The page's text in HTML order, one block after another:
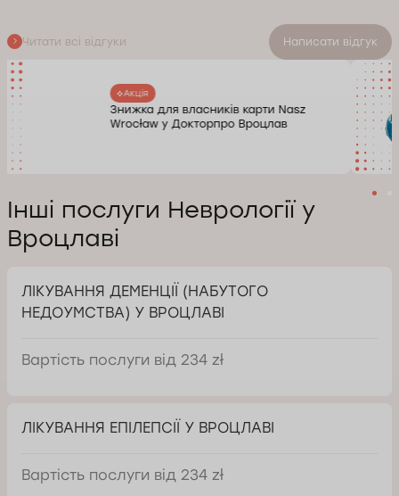
Читати всі відгуки Написати відгук
Знижка для власників карти Nasz
Wrocław у Докторпро Вроцлав
Інші послуги Неврології у
Вроцлаві
ЛІКУВАННЯ ДЕМЕНЦІЇ (НАБУТОГО
НЕДОУМСТВА) У ВРОЦЛАВІ
Вартість послуги від 234 zł
ЛІКУВАННЯ ЕПІЛЕПСІЇ У ВРОЦЛАВІ
Вартість послуги від 234 zł